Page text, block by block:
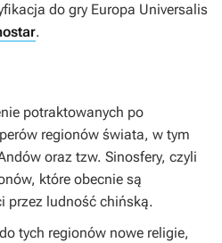
do gry Europa Universalis
.
potraktowanych po
regionów świata, w tym
oraz tzw. Sinosfery, czyli
które obecnie są
przez ludność chińską.
tych regionów nowe religie,